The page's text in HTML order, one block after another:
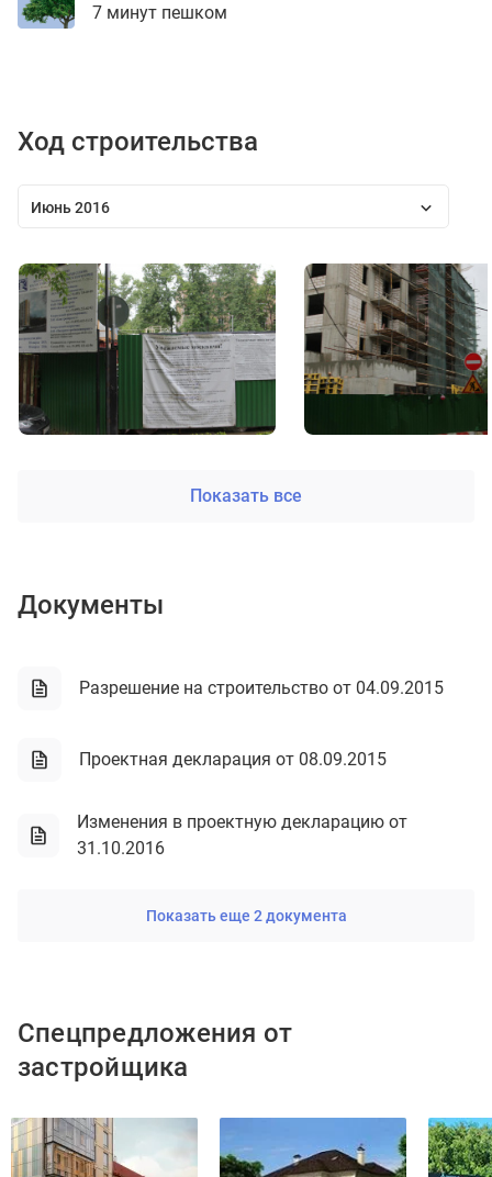
7 минут пешком
Ход строительства
Июнь 2016
Показать все
Документы
Разрешение на строительство от 04.09.2015
Проектная декларация от 08.09.2015
Изменения в проектную декларацию от
31.10.2016
Показать еще 2 документа
Спецпредложения от
застройщика